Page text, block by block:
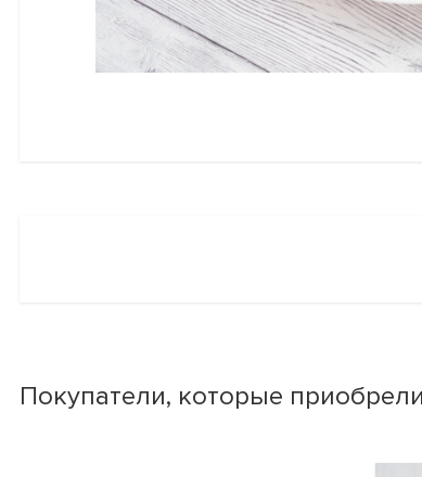
Покупатели, которые